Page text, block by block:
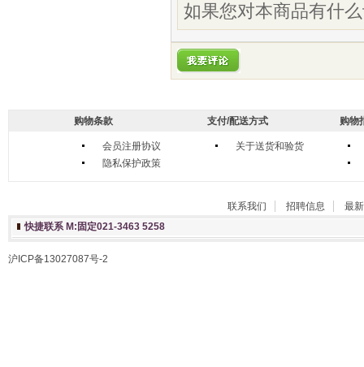
如果您对本商品有什
购物条款
会员注册协议
隐私保护政策
支付/配送方式
关于送货和验货
购物
联系我们 招聘信息
最
快捷联系 M:固定021-3463 5258
沪ICP备13027087号-2